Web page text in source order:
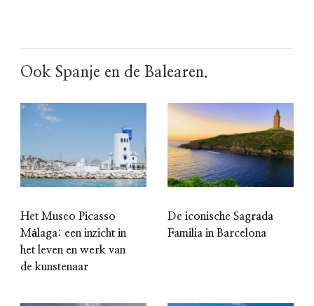
Ook Spanje en de Balearen.
Het Museo Picasso
Málaga: een inzicht in
het leven en werk van
de kunstenaar
De iconische Sagrada
Familia in Barcelona